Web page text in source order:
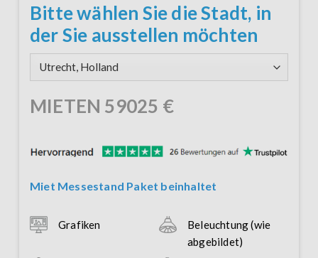
Bitte wählen Sie die Stadt, in
der Sie ausstellen möchten
MIETEN 59025 €
Miet Messestand Paket beinhaltet
Grafiken
Beleuchtung (wie
abgebildet)